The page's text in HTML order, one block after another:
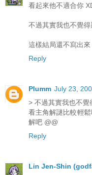
看起來他不適合你
不過其實我也不覺得
這樣結局還不寫出
Reply
Plumm July 23,
> 不過其實我也不覺
看主角解謎比較輕
解吧 @@
Reply
Lin Jen-Shin